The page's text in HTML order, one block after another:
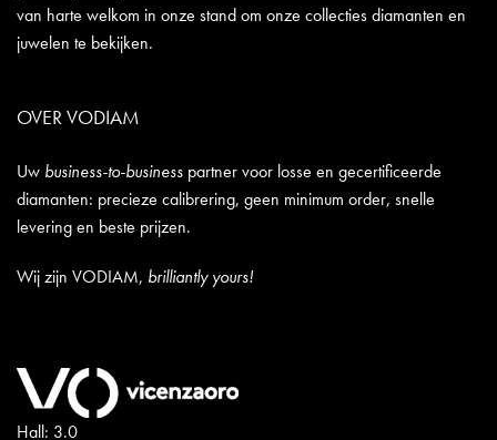
van harte welkom in onze stand om onze collecties diamanten en
juwelen te bekijken.
OVER VODIAM
Uw business-to-business partner voor losse en gecertificeerde
diamanten: precieze calibrering, geen minimum order, snelle
levering en beste prijzen.
Wij zijn VODIAM, brilliantly yours!
Hall: 3.0